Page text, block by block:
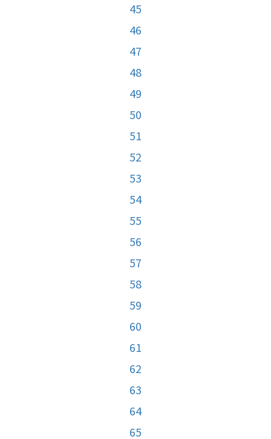
45
46
47
48
49
50
51
52
53
54
55
56
57
58
59
60
61
62
63
64
65